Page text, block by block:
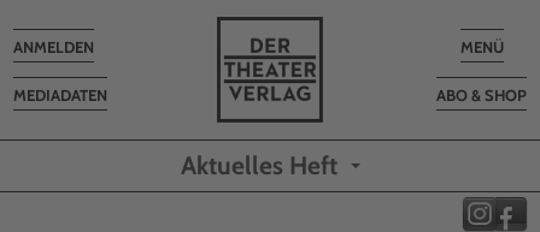
Toggle
MENÜ
ABO & SHOP
MEDIADATEN
Toggle
navigation
ANMELDEN
Aktuelles Heft